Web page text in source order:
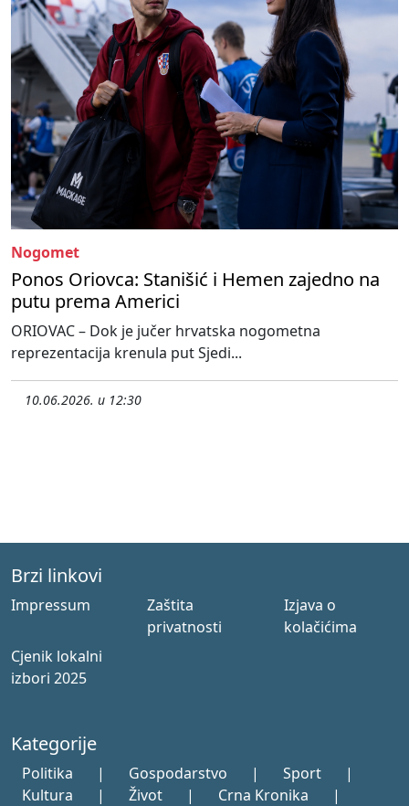
Nogomet
Ponos Oriovca: Stanišić i Hemen zajedno na
putu prema Americi
ORIOVAC – Dok je jučer hrvatska nogometna
reprezentacija krenula put Sjedi...
10.06.2026. u 12:30
Brzi linkovi
Impressum
Zaštita
privatnosti
Izjava o
kolačićima
Cjenik lokalni
izbori 2025
Kategorije
Politika | Gospodarstvo | Sport
|
Kultura
| Život | Crna Kronika |